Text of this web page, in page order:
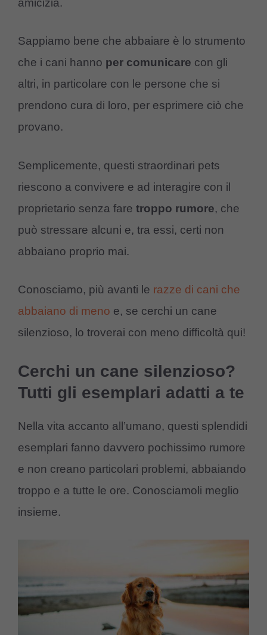
Sappiamo bene che abbaiare è lo strumento
che i cani hanno per comunicare con gli
altri, in particolare con le persone che si
prendono cura di loro, per esprimere ciò che
provano.
Semplicemente, questi straordinari pets
riescono a convivere e ad interagire con il
proprietario senza fare troppo rumore, che
può stressare alcuni e, tra essi, certi non
abbaiano proprio mai.
Conosciamo, più avanti le razze di cani che
abbaiano di meno e, se cerchi un cane
silenzioso, lo troverai con meno difficoltà qui!
Cerchi un cane silenzioso?
Tutti gli esemplari adatti a te
Nella vita accanto all’umano, questi splendidi
esemplari fanno davvero pochissimo rumore
e non creano particolari problemi, abbaiando
troppo e a tutte le ore. Conosciamoli meglio
insieme.